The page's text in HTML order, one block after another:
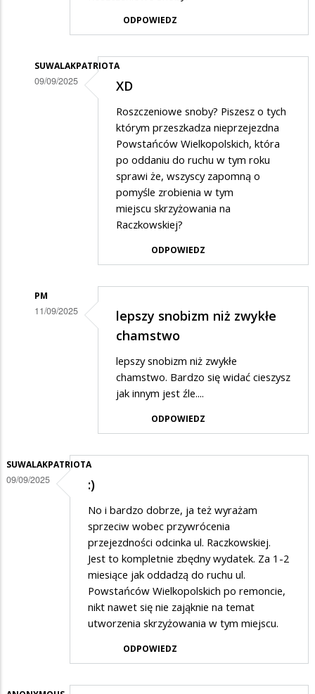
ODPOWIEDZ
SUWALAKPATRIOTA
09/09/2025 XD
Roszczeniowe snoby? Piszesz o tych
którym przeszkadza nieprzejezdna
Powstańców Wielkopolskich, która
po oddaniu do ruchu w tym roku
sprawi że, wszyscy zapomną o
pomyśle zrobienia w tym
miejscu skrzyżowania na
Raczkowskiej?
ODPOWIEDZ
PM
11/09/2025
następnych
lepszy snobizm niż zwykłe
chamstwo
lepszy snobizm niż zwykłe
chamstwo. Bardzo się widać cieszysz
jak innym jest źle....
ODPOWIEDZ
SUWALAKPATRIOTA
09/09/2025 :)
No i bardzo dobrze, ja też wyrażam
sprzeciw wobec przywrócenia
przejezdności odcinka ul. Raczkowskiej.
Jest to kompletnie zbędny wydatek. Za 1-2
miesiące jak oddadzą do ruchu ul.
Powstańców Wielkopolskich po remoncie,
nikt nawet się nie zająknie na temat
utworzenia skrzyżowania w tym miejscu.
ODPOWIEDZ